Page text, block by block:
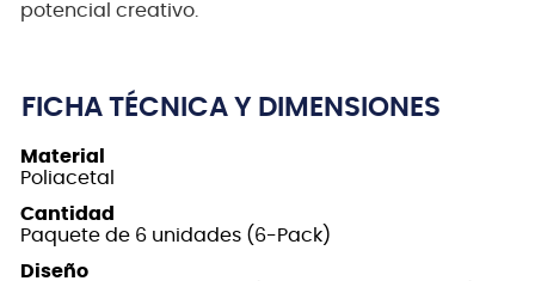
potencial creativo.
FICHA TÉCNICA Y DIMENSIONES
Material
Poliacetal
Cantidad
Paquete de 6 unidades (6-Pack)
Diseño